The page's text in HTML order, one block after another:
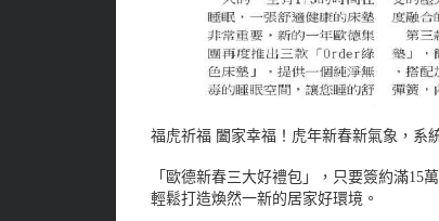
福虎祈福 闔家幸福！虎年新春新氣象，系
「歐德新春三大好禮包」，只要簽約滿15
輕鬆打造煥然一新的居家好環境。